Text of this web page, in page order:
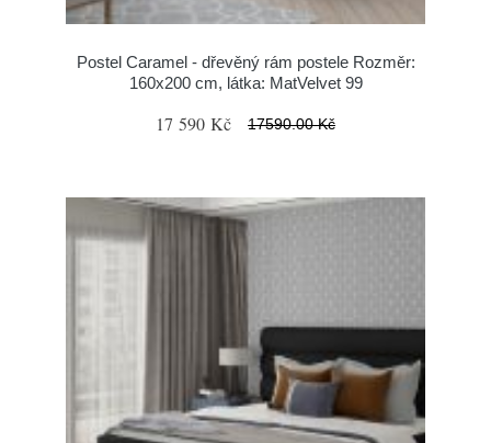
Postel Caramel - dřevěný rám postele Rozměr:
160x200 cm, látka: MatVelvet 99
17 590 Kč 17590.00 Kč